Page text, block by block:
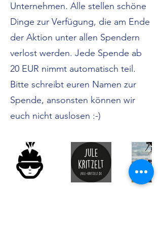
Unternehmen. Alle stellen schöne
Dinge zur Verfügung, die am Ende
der Aktion unter allen Spendern
verlost werden. Jede Spende ab
20 EUR nimmt automatisch teil.
Bitte schreibt euren Namen zur
Spende, ansonsten können wir
euch nicht auslosen :-)